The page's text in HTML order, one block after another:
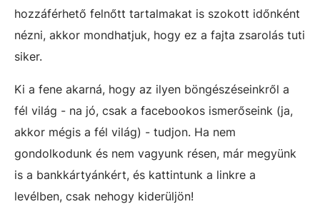
hozzáférhető felnőtt tartalmakat is szokott időnként
nézni, akkor mondhatjuk, hogy ez a fajta zsarolás tuti
siker.
Ki a fene akarná, hogy az ilyen böngészéseinkről a
fél világ - na jó, csak a facebookos ismerőseink (ja,
akkor mégis a fél világ) - tudjon. Ha nem
gondolkodunk és nem vagyunk résen, már megyünk
is a bankkártyánkért, és kattintunk a linkre a
levélben, csak nehogy kiderüljön!